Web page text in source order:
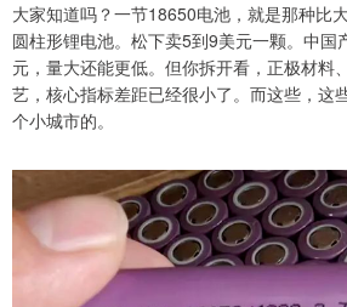
大家知道吗？一节18650电池，就是那种比
圆柱形锂电池。松下卖5到9美元一颗。中国
元，量大还能更低。但你拆开看，正极材料
艺，核心指标差距已经很小了。而这些，这
个小城市的。